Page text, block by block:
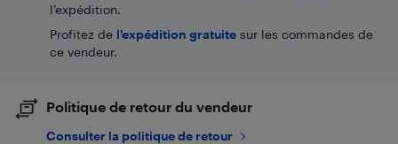
l’expédition.
Profitez de l'expédition gratuite sur les commandes de
ce vendeur.
Politique de retour du vendeur
Consulter la politique de retour